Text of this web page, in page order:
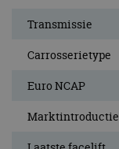
Transmissie
Carrosserietype
Euro NCAP
Marktintroductie